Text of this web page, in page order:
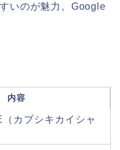
いのが魅力。Google
内容
カブシキカイシャ